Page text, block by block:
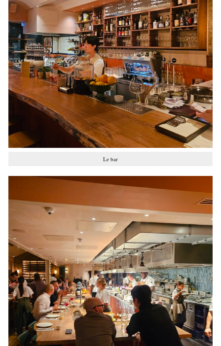
Le bar